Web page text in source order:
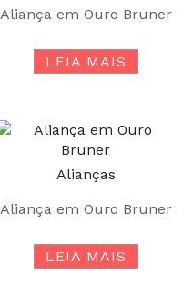
Aliança em Ouro Bruner
LEIA MAIS
Alianças
Aliança em Ouro Bruner
LEIA MAIS